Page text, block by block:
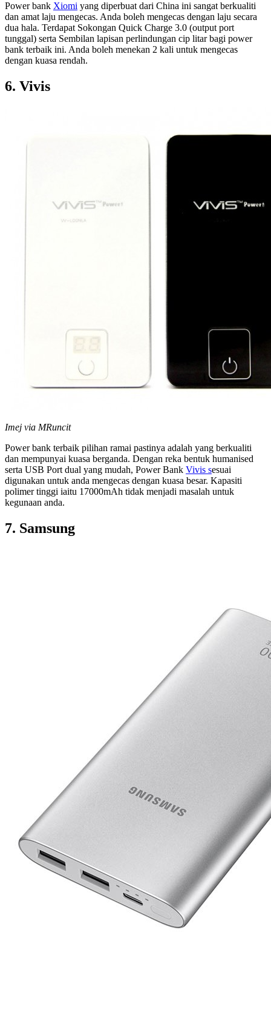
Power bank Xiomi yang diperbuat dari China ini sangat berkualiti
dan amat laju mengecas. Anda boleh mengecas dengan laju secara
dua hala. Terdapat Sokongan Quick Charge 3.0 (output port
tunggal) serta Sembilan lapisan perlindungan cip litar bagi power
bank terbaik ini. Anda boleh menekan 2 kali untuk mengecas
dengan kuasa rendah.
6. Vivis
Imej via MRuncit
Power bank terbaik pilihan ramai pastinya adalah yang berkualiti
dan mempunyai kuasa berganda. Dengan reka bentuk humanised
serta USB Port dual yang mudah, Power Bank Vivis sesuai
digunakan untuk anda mengecas dengan kuasa besar. Kapasiti
polimer tinggi iaitu 17000mAh tidak menjadi masalah untuk
kegunaan anda.
7. Samsung